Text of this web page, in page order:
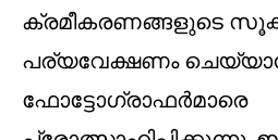
ക്രമീകരണങ്ങളുടെ
പര്യവേക്ഷണം
ഫോട്ടോഗ്രാഫർമാരെ